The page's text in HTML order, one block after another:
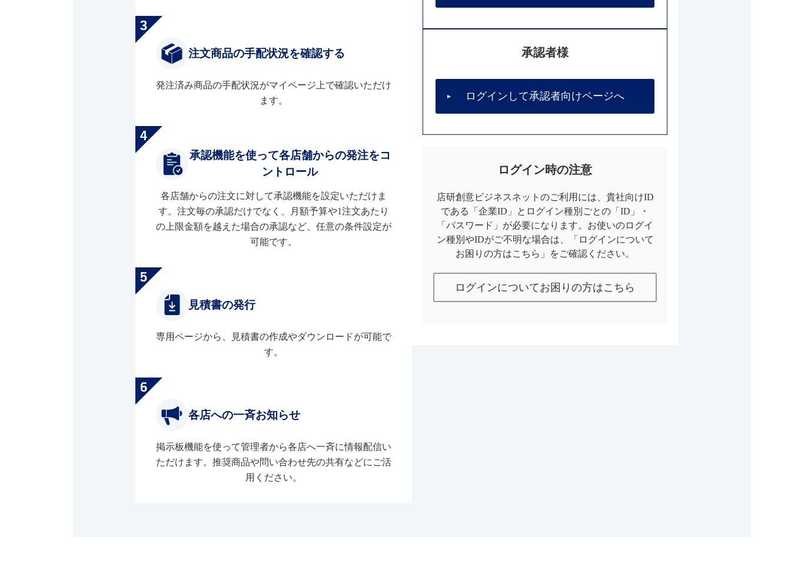
注文商品の手配状況を確認する
発注済み商品の手配状況がマイページ上で確認いただけ
ます。
承認機能を使って各店舗からの発注をコ
ントロール
各店舗からの注文に対して承認機能を設定いただけま
す。注文毎の承認だけでなく、月額予算や1注文あたり
の上限金額を越えた場合の承認など、任意の条件設定が
可能です。
見積書の発行
専用ページから、見積書の作成やダウンロードが可能で
す。
各店への一斉お知らせ
掲示板機能を使って管理者から各店へ一斉に情報配信い
ただけます。推奨商品や問い合わせ先の共有などにご活
用ください。
承認者様
ログインして承認者向けページへ
ログイン時の注意
店研創意ビジネスネットのご利用には、貴社向けID
である「企業ID」とログイン種別ごとの「ID」・
「パスワード」が必要になります。お使いのログイ
ン種別やIDがご不明な場合は、「ログインについて
お困りの方はこちら」をご確認ください。
ログインについてお困りの方はこちら